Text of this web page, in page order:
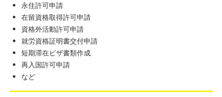
永住許可申請
在留資格取得許可申請
資格外活動許可申請
就労資格証明書交付申請
短期滞在ビザ書類作成
再入国許可申請
など